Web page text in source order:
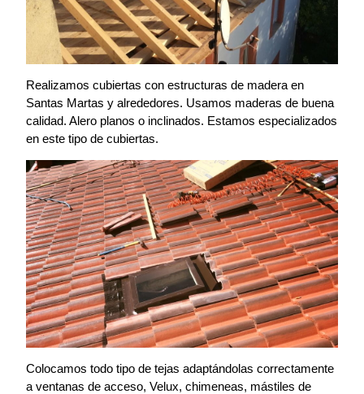
Realizamos cubiertas con estructuras de madera en
Santas Martas y alrededores. Usamos maderas de buena
calidad. Alero planos o inclinados. Estamos especializados
en este tipo de cubiertas.
Colocamos todo tipo de tejas adaptándolas correctamente
a ventanas de acceso, Velux, chimeneas, mástiles de